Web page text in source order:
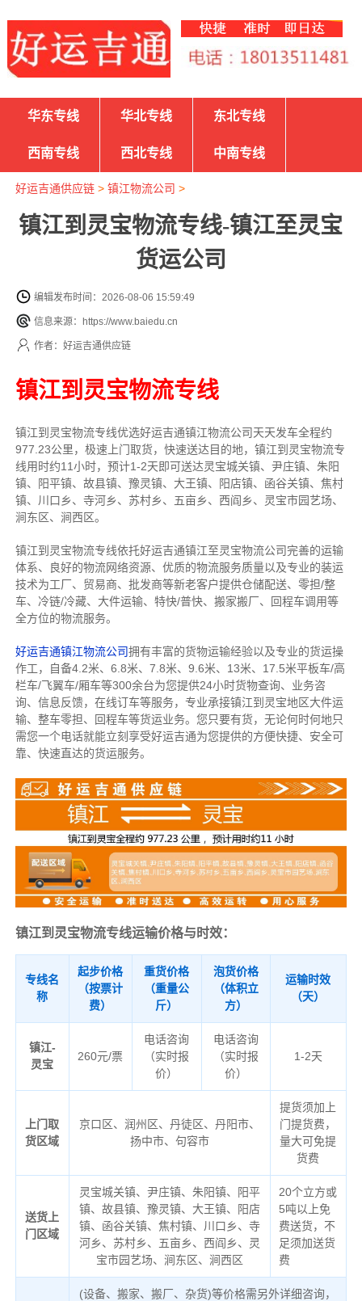
华东专线 华北专线 东北专线
西南专线 西北专线 中南专线
好运吉通供应链> 镇江物流公司 >
镇江到灵宝物流专线-镇江至灵宝
货运公司
编辑发布时间：2026-08-06 15:59:49
信息来源：https://www.baiedu.cn
作者：好运吉通供应链
镇江到灵宝物流专线
镇江到灵宝物流专线优选好运吉通镇江物流公司天天发车全程约
977.23公里， 极速上门取货，快速送达目的地，镇江到灵宝物流专
线用时约11小时，预计1-2天即可送达灵宝城关镇、尹庄镇、朱阳
镇、阳平镇、故县镇、豫灵镇、大王镇、阳店镇、函谷关镇、焦村
镇、川口乡、寺河乡、苏村乡、五亩乡、西阎乡、灵宝市园艺场、
涧东区、涧西区。
镇江到灵宝物流专线依托好运吉通镇江至灵宝物流公司完善的运输
体系、良好的物流网络资源、优质的物流服务质量以及专业的装运
技术为工厂、贸易商、批发商等新老客户提供仓储配送、零担/整
车、冷链/冷藏、大件运输、特快/普快、搬家搬厂、回程车调用等
全方位的物流服务。
好运吉通镇江物流公司拥有丰富的货物运输经验以及专业的货运操
作工，自备4.2米、6.8米、7.8米、9.6米、13米、17.5米平板车/高
栏车/飞翼车/厢车等300余台为您提供24小时货物查询、业务咨
询、信息反馈，在线订车等服务， 专业承接镇江到灵宝地区大件运
输、整车零担、回程车等货运业务。 您只要有货，无论何时何地只
需您一个电话就能立刻享受好运吉通为您提供的方便快捷、安全可
靠、快速直达的货运服务。
镇江到灵宝物流专线运输价格与时效：
专线名
称
起步价格
（按票计
费）
重货价格
（重量公
斤）
泡货价格
（体积立
方）
运输时效
（天）
镇江-
灵宝
260元/票
电话咨询
（实时报
价）
电话咨询
（实时报
价）
1-2天
上门取
货区域
京口区、润州区、丹徒区、丹阳市、
扬中市、句容市
提货须加上
门提货费，
量大可免提
货费
送货上
门区域
灵宝城关镇、尹庄镇、朱阳镇、阳平
镇、故县镇、豫灵镇、大王镇、阳店
镇、函谷关镇、焦村镇、川口乡、寺
河乡、苏村乡、五亩乡、西阎乡、灵
宝市园艺场、涧东区、涧西区
20个立方或
5吨以上免
费送货，不
足须加送货
费
(设备、搬家、搬厂、杂货)等价格需另外详细咨询，